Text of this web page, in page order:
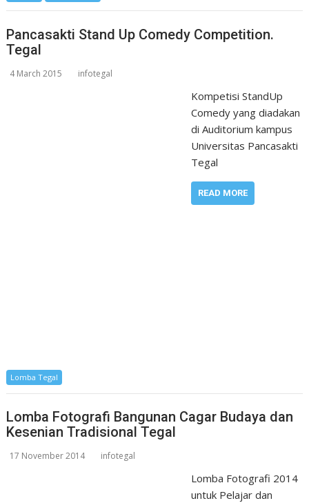
Pancasakti Stand Up Comedy Competition.
Tegal
4 March 2015 infotegal
Kompetisi StandUp
Comedy yang diadakan
di Auditorium kampus
Universitas Pancasakti
Tegal
READ MORE
Lomba Tegal
Lomba Fotografi Bangunan Cagar Budaya dan
Kesenian Tradisional Tegal
17 November 2014 infotegal
Lomba Fotografi 2014
untuk Pelajar dan